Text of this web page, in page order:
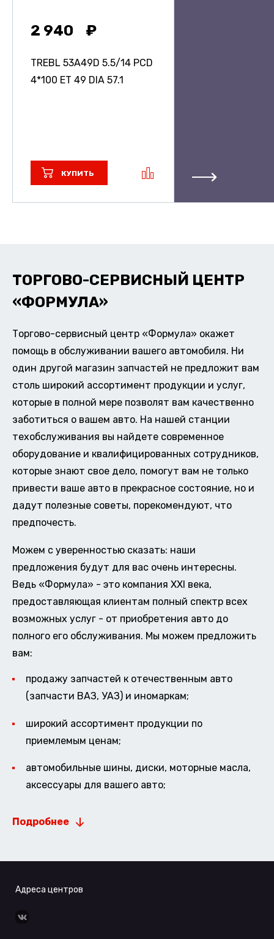
2 940
TREBL 53A49D 5.5/14 PCD
4*100 ET 49 DIA 57.1
КУПИТЬ
ТОРГОВО-СЕРВИСНЫЙ ЦЕНТР
«ФОРМУЛА»
Торгово-сервисный центр «Формула» окажет
помощь в обслуживании вашего автомобиля. Ни
один другой магазин запчастей не предложит вам
столь широкий ассортимент продукции и услуг,
которые в полной мере позволят вам качественно
заботиться о вашем авто. На нашей станции
техобслуживания вы найдете современное
оборудование и квалифицированных сотрудников,
которые знают свое дело, помогут вам не только
привести ваше авто в прекрасное состояние, но и
дадут полезные советы, порекомендуют, что
предпочесть.
Можем с уверенностью сказать: наши
предложения будут для вас очень интересны.
Ведь «Формула» - это компания XXI века,
предоставляющая клиентам полный спектр всех
возможных услуг - от приобретения авто до
полного его обслуживания. Мы можем предложить
вам:
продажу запчастей к отечественным авто
(запчасти ВАЗ, УАЗ) и иномаркам;
широкий ассортимент продукции по
приемлемым ценам;
автомобильные шины, диски, моторные масла,
аксессуары для вашего авто;
Подробнее
Адреса центров